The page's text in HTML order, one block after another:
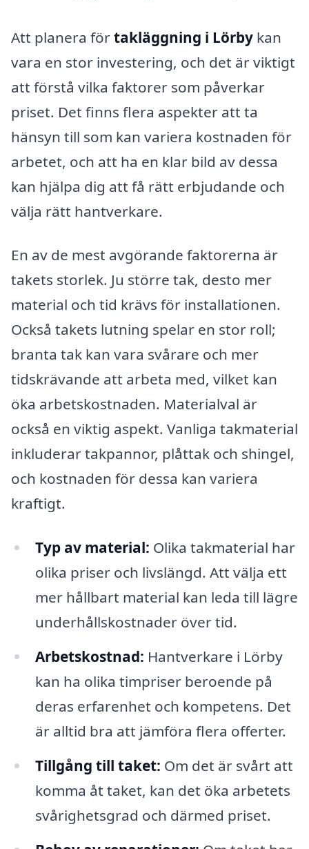
Att planera förtakläggning i Lörby kan
vara en stor investering, och det är viktigt
att förstå vilka faktorer som påverkar
priset. Det finns flera aspekter att ta
hänsyn till som kan variera kostnaden för
arbetet, och att ha en klar bild av dessa
kan hjälpa dig att få rätt erbjudande och
välja rätt hantverkare.
En av de mest avgörande faktorerna är
takets storlek. Ju större tak, desto mer
material och tid krävs för installationen.
Också takets lutning spelar en stor roll;
branta tak kan vara svårare och mer
tidskrävande att arbeta med, vilket kan
öka arbetskostnaden. Materialval är
också en viktig aspekt. Vanliga takmaterial
inkluderar takpannor, plåttak och shingel,
och kostnaden för dessa kan variera
kraftigt.
Typ av material: Olika takmaterial har
olika priser och livslängd. Att välja ett
mer hållbart material kan leda till lägre
underhållskostnader över tid.
Arbetskostnad: Hantverkare i Lörby
kan ha olika timpriser beroende på
deras erfarenhet och kompetens. Det
är alltid bra att jämföra flera offerter.
Tillgång till taket: Om det är svårt att
komma åt taket, kan det öka arbetets
svårighetsgrad och därmed priset.